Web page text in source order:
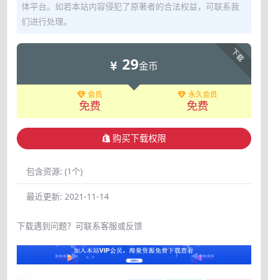
体平台。如若本站内容侵犯了原著者的合法权益，可联系我
们进行处理。
下载
29金币
会员
免费
永久会员
免费
购买下载权限
包含资源: (1个)
最近更新: 2021-11-14
下载遇到问题？可联系客服或反馈